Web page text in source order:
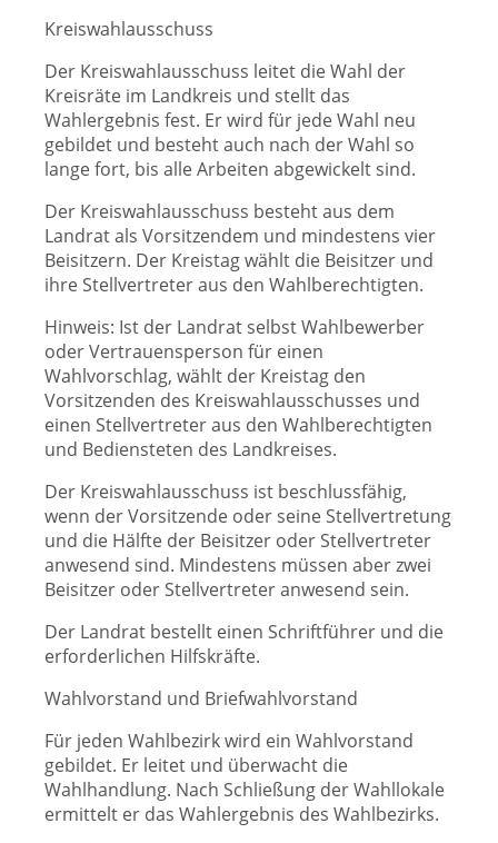
Kreiswahlausschuss
Der Kreiswahlausschuss leitet die Wahl der
Kreisräte im Landkreis und stellt das
Wahlergebnis fest. Er wird für jede Wahl neu
gebildet und besteht auch nach der Wahl so
lange fort, bis alle Arbeiten abgewickelt sind.
Der Kreiswahlausschuss besteht aus dem
Landrat als Vorsitzendem und mindestens vier
Beisitzern. Der Kreistag wählt die Beisitzer und
ihre Stellvertreter aus den Wahlberechtigten.
Hinweis: Ist der Landrat selbst Wahlbewerber
oder Vertrauensperson für einen
Wahlvorschlag, wählt der Kreistag den
Vorsitzenden des Kreiswahlausschusses und
einen Stellvertreter aus den Wahlberechtigten
und Bediensteten des Landkreises.
Der Kreiswahlausschuss ist beschlussfähig,
wenn der Vorsitzende oder seine Stellvertretung
und die Hälfte der Beisitzer oder Stellvertreter
anwesend sind. Mindestens müssen aber zwei
Beisitzer oder Stellvertreter anwesend sein.
Der Landrat bestellt einen Schriftführer und die
erforderlichen Hilfskräfte.
Wahlvorstand und Briefwahlvorstand
Für jeden Wahlbezirk wird ein Wahlvorstand
gebildet. Er leitet und überwacht die
Wahlhandlung. Nach Schließung der Wahllokale
ermittelt er das Wahlergebnis des Wahlbezirks.